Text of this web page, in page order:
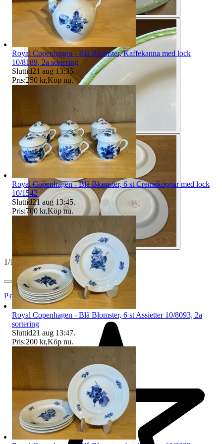
1/12
PettersPorslin
Royal Copenhagen - Blå Blomster, Kaffekanna med lock
10/8189, 2a sortering
Sluttid21 aug 13:35.
Pris:250 kr,Köp nu.
Royal Copenhagen - Blå Blomster, 6 st Cremekoppar med lock
10/1542
Sluttid21 aug 13:45.
Pris:700 kr,Köp nu.
Royal Copenhagen - Blå Blomster, 6 st Assietter 10/8093, 2a
sortering
Sluttid21 aug 13:47.
Pris:200 kr,Köp nu.